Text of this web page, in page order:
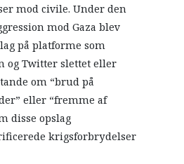
mod civile. Under den
mod Gaza blev
på platforme som
og Twitter slettet eller
om “brud på
eller “fremme af
disse opslag
krigsforbrydelser